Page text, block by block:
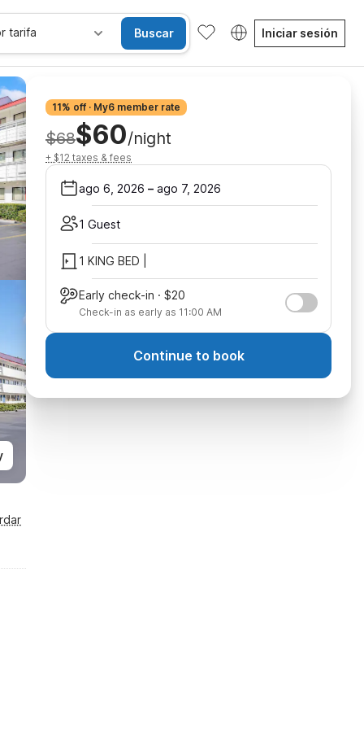
tarifa Buscar Iniciar sesión
11% off · My6 member rate
$68$60/night
+ $12 taxes & fees
ago 6, 2026 – ago 7, 2026
1 Guest
1 KING BED |
Early check-in · $20
Check-in as early as 11:00 AM
Continue to book